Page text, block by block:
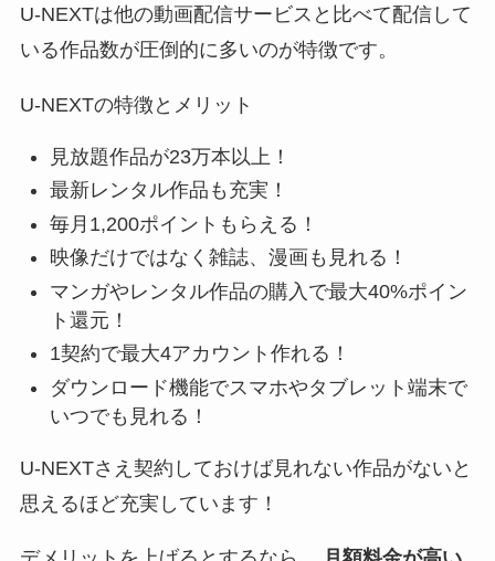
U-NEXTは他の動画配信サービスと比べて配信して
いる作品数が圧倒的に多いのが特徴です。
U-NEXTの特徴とメリット
見放題作品が23万本以上！
最新レンタル作品も充実！
毎月1,200ポイントもらえる！
映像だけではなく雑誌、漫画も見れる！
マンガやレンタル作品の購入で最大40%ポイン
ト還元！
1契約で最大4アカウント作れる！
ダウンロード機能でスマホやタブレット端末で
いつでも見れる！
U-NEXTさえ契約しておけば見れない作品がないと
思えるほど充実しています！